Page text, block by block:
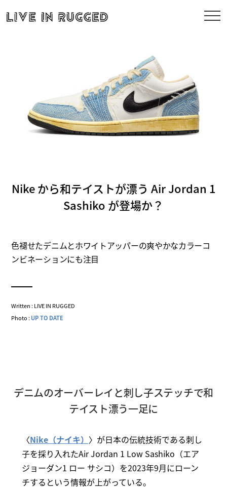
Nike から和テイストが漂う Air Jordan 1
Sashiko が登場か？
色褪せたデニムとホワイトアッパーの爽やかなカラーコ
ンビネーションにも注目
Written : LIVE IN RUGGED
Photo :UP TO DATE
デニムのオーバーレイと刺し子ステッチで和
テイスト漂う一足に
〈Nike（ナイキ） 〉が日本の伝統技術である刺し
子を採り入れたAir Jordan 1 Low Sashiko（エア
ジョーダン1 ロー サシコ）を2023年9月にローン
チするという情報が上がっている。